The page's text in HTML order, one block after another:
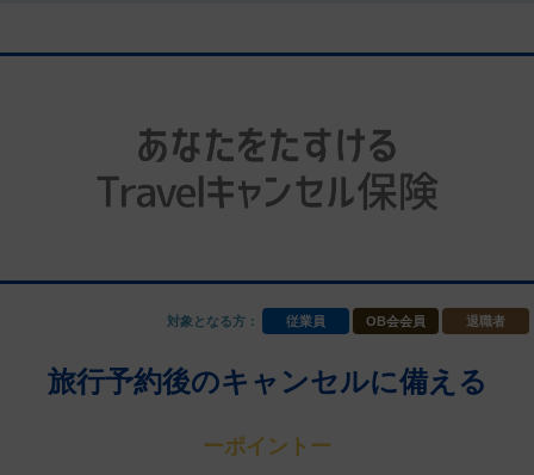
対象となる方： 従業員 OB会会員 退職者
旅行予約後のキャンセルに備える
ーポイントー